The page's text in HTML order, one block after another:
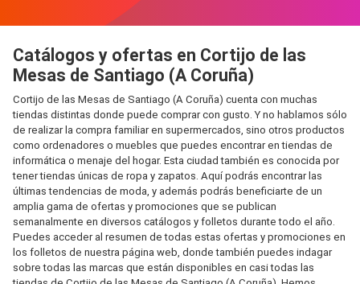
Catálogos y ofertas en Cortijo de las
Mesas de Santiago (A Coruña)
Cortijo de las Mesas de Santiago (A Coruña) cuenta con muchas
tiendas distintas donde puede comprar con gusto. Y no hablamos sólo
de realizar la compra familiar en supermercados, sino otros productos
como ordenadores o muebles que puedes encontrar en tiendas de
informática o menaje del hogar. Esta ciudad también es conocida por
tener tiendas únicas de ropa y zapatos. Aquí podrás encontrar las
últimas tendencias de moda, y además podrás beneficiarte de un
amplia gama de ofertas y promociones que se publican
semanalmente en diversos catálogos y folletos durante todo el año.
Puedes acceder al resumen de todas estas ofertas y promociones en
los folletos de nuestra página web, donde también puedes indagar
sobre todas las marcas que están disponibles en casi todas las